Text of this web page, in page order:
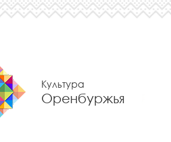
Культура
Оренбуржья